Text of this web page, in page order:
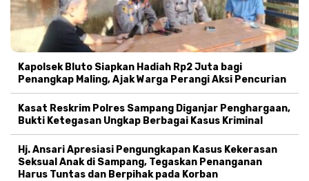
Kapolsek Bluto Siapkan Hadiah Rp2 Juta bagi
Penangkap Maling, Ajak Warga Perangi Aksi Pencurian
Kasat Reskrim Polres Sampang Diganjar Penghargaan,
Bukti Ketegasan Ungkap Berbagai Kasus Kriminal
Hj. Ansari Apresiasi Pengungkapan Kasus Kekerasan
Seksual Anak di Sampang, Tegaskan Penanganan
Harus Tuntas dan Berpihak pada Korban